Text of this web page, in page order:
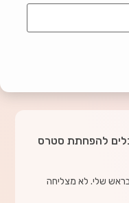
להפחתת סטרס
שלי. לא מצליחה